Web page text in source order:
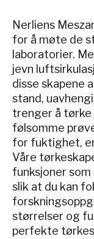
Nerliens
for å møte de
laboratorier.
jevn
disse skapene
stand,
trenger å tørke
følsomme
for fuktighet,
Våre
funksjoner
slik at du kan
størrelser og
perfekte